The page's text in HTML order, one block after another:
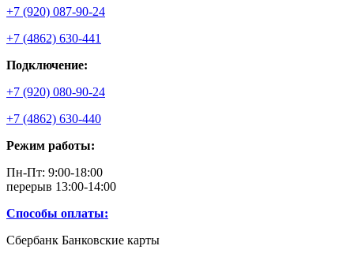
+7 (920) 087-90-24
+7 (4862) 630-441
Подключение:
+7 (920) 080-90-24
+7 (4862) 630-440
Режим работы:
Пн-Пт: 9:00-18:00
перерыв 13:00-14:00
Способы оплаты:
Сбербанк Банковские карты